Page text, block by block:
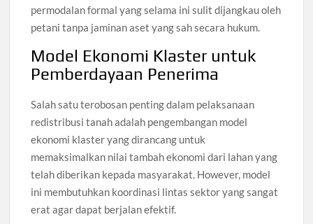
permodalan formal yang selama ini sulit dijangkau oleh
petani tanpa jaminan aset yang sah secara hukum.
Model Ekonomi Klaster untuk
Pemberdayaan Penerima
Salah satu terobosan penting dalam pelaksanaan
redistribusi tanah adalah pengembangan model
ekonomi klaster yang dirancang untuk
memaksimalkan nilai tambah ekonomi dari lahan yang
telah diberikan kepada masyarakat. However, model
ini membutuhkan koordinasi lintas sektor yang sangat
erat agar dapat berjalan efektif.